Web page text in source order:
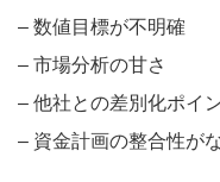
– 数値目標が不明確
– 市場分析の甘さ
– 他社との差別化ポイ
– 資金計画の整合性が